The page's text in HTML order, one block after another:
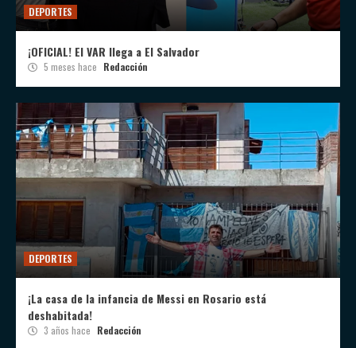
DEPORTES
¡OFICIAL! El VAR llega a El Salvador
5 meses hace Redacción
DEPORTES
¡La casa de la infancia de Messi en Rosario está
deshabitada!
3 años hace Redacción